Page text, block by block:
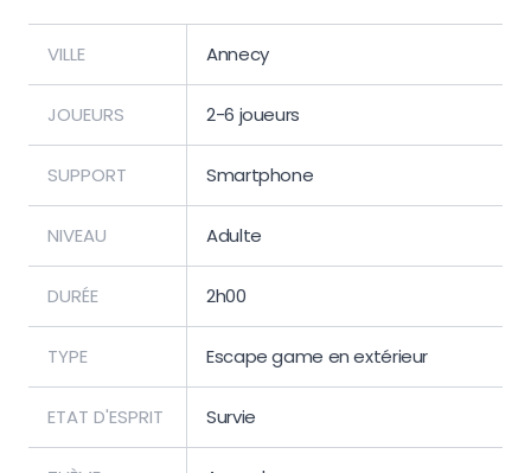
VILLE Annecy
JOUEURS 2-6 joueurs
SUPPORT Smartphone
NIVEAU Adulte
DURÉE 2h00
TYPE Escape game en extérieur
ETAT D'ESPRIT Survie